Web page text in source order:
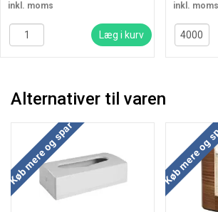
inkl. moms
Læg i kurv
inkl. moms
Alternativer til varen
Køb mere og spar Køb mere